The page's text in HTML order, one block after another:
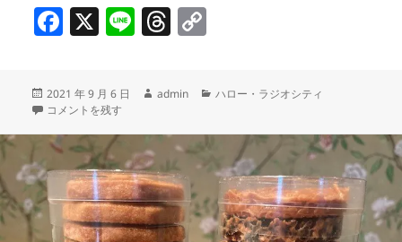
F
c
e
b
o
o
k
X Li
e
T
a
d
s
y
Li
n
k
投
稿
2021 年 9 月 6 日
作
admin
カ
ハロー・ラジオシティ
月島・日替わりCafe&Bar モンデンキント／タウン誌深川最新号をご紹
コメントを残す